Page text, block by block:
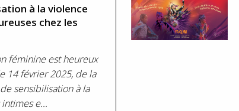
à la violence
chez les
féminine est heureux
14 février 2025, de la
sensibilisation à la
e...